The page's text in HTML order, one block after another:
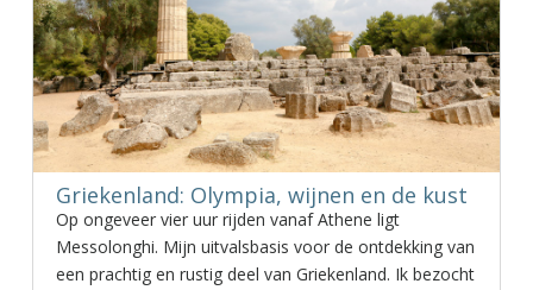
Griekenland: Olympia, wijnen en de kust
Op ongeveer vier uur rijden vanaf Athene ligt
Messolonghi. Mijn uitvalsbasis voor de ontdekking van
een prachtig en rustig deel van Griekenland. Ik bezocht